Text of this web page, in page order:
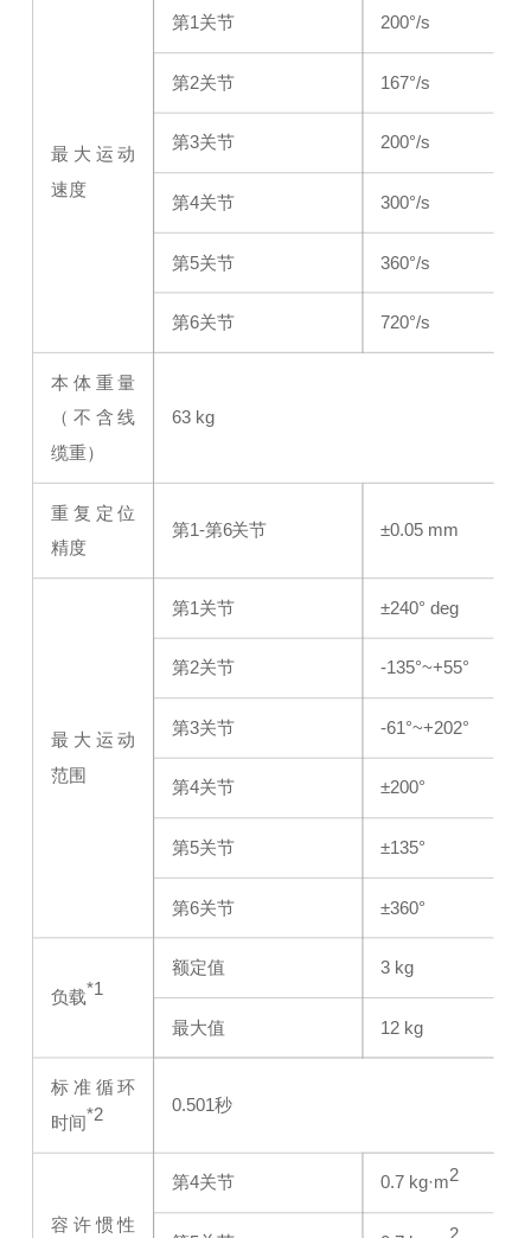
最大运动
速度
第1关节 200°/s
第2关节 167°/s
第3关节 200°/s
第4关节 300°/s
第5关节 360°/s
第6关节 720°/s
本体重量
（不含线
缆重）
63 kg
重复定位
精度
第1-第6关节 ±0.05 mm
最大运动
范围
第1关节 ±240° deg
第2关节 -135°~+55°
第3关节 -61°~+202°
第4关节 ±200°
第5关节 ±135°
第6关节 ±360°
负载*1
额定值 3 kg
最大值 12 kg
标准循环
时间*2 0.501秒
容许惯性
第4关节 0.7 kg·m2
2